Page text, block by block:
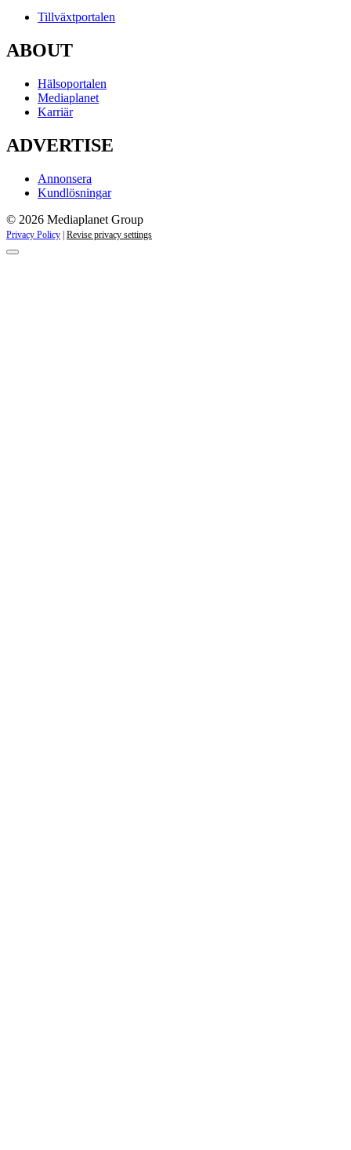
Tillväxtportalen
ABOUT
Hälsoportalen
Mediaplanet
Karriär
ADVERTISE
Annonsera
Kundlösningar
© 2026 Mediaplanet Group
Privacy Policy | Revise privacy settings